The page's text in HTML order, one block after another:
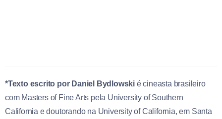
*Texto escrito por Daniel Bydlowski é cineasta brasileiro
com Masters of Fine Arts pela University of Southern
California e doutorando na University of California, em Santa